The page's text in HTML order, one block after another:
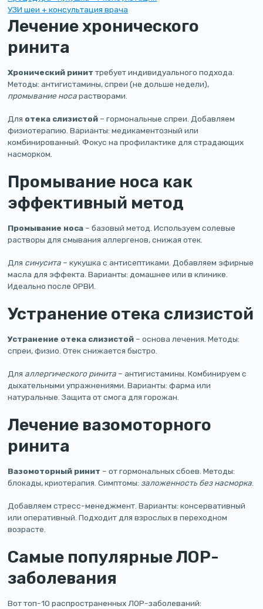
УЗИ шеи + консультация врача
Лечение хронического
ринита
Хронический ринит требует индивидуального подхода.
Методы: антигистамины, спреи (не дольше недели),
промывание носарастворами.
Для отека слизистой – гормональные спреи. Добавляем
физиотерапию. Варианты: медикаментозный или
комбинированный. Фокус на профилактике для страдающих
насморком.
Промывание носа как
эффективный метод
Промывание носа – базовый метод. Используем солевые
растворы для смывания аллергенов, снижая отек.
Для синусита – кукушка с антисептиками. Добавляем эфирные
масла для эффекта. Варианты: домашнее или в клинике.
Идеально после ОРВИ.
Устранение отека слизистой
Устранение отека слизистой – основа лечения. Методы:
спреи, физио. Отек снижается быстро.
Для аллергического ринита – антигистамины. Комбинируем с
дыхательными упражнениями. Варианты: фарма или
натуральные. Защита от смога для горожан.
Лечение вазомоторного
ринита
Вазомоторный ринит – от гормональных сбоев. Методы:
блокады, криотерапия. Симптомы: заложенность без насморка.
Добавляем стресс-менеджмент. Варианты: консервативный
или оперативный. Подходит для взрослых в переходном
возрасте.
Самые популярные ЛОР-
заболевания
Вот топ-10 распространенных ЛОР-заболеваний: